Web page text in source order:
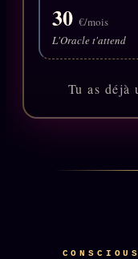
LIVRES
KÉTAMINE
BRAQUAGE
SUSPECTE
30 €/mois
L'Oracle t'attend
Tu as déjà